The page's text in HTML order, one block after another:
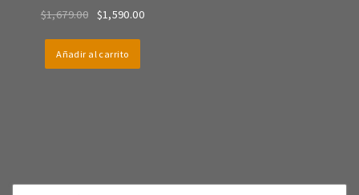
$1,679.00 $1,590.00
Añadir al carrito